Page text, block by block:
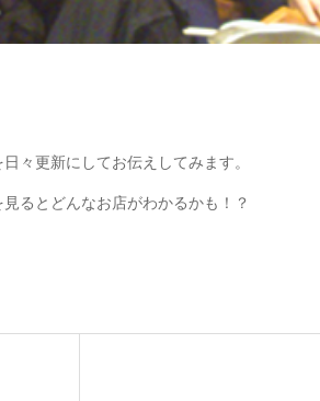
々更新にしてお伝えしてみます。
るとどんなお店がわかるかも！？